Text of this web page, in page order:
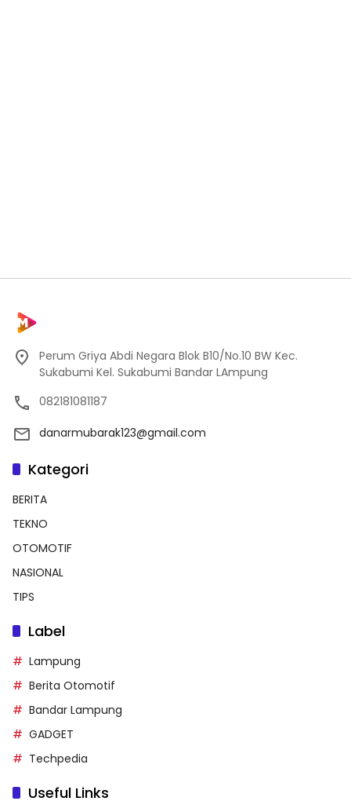
Perum Griya Abdi Negara Blok B10/No.10 BW Kec.
Sukabumi Kel. Sukabumi Bandar LAmpung
082181081187
danarmubarak123@gmail.com
Kategori
BERITA
TEKNO
OTOMOTIF
NASIONAL
TIPS
Label
Lampung
Berita Otomotif
Bandar Lampung
GADGET
Techpedia
Useful Links